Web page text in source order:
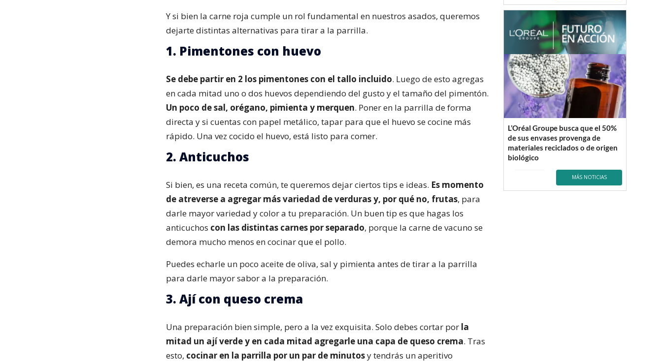
Y si bien la carne roja cumple un rol fundamental en nuestros asados, queremos
dejarte distintas alternativas para tirar a la parrilla.
1. Pimentones con huevo
Se debe partir en 2 los pimentones con el tallo incluido. Luego de esto agregas
en cada mitad uno o dos huevos dependiendo del gusto y el tamaño del pimentón.
Un poco de sal, orégano, pimienta y merquen. Poner en la parrilla de forma
directa y si cuentas con papel metálico, tapar para que el huevo se cocine más
rápido. Una vez cocido el huevo, está listo para comer.
2. Anticuchos
Si bien, es una receta común, te queremos dejar ciertos tips e ideas. Es momento
de atreverse a agregar más variedad de verduras y, por qué no, frutas, para
darle mayor variedad y color a tu preparación. Un buen tip es que hagas los
anticuchos con las distintas carnes por separado, porque la carne de vacuno se
demora mucho menos en cocinar que el pollo.
Puedes echarle un poco aceite de oliva, sal y pimienta antes de tirar a la parrilla
para darle mayor sabor a la preparación.
3. Ají con queso crema
Una preparación bien simple, pero a la vez exquisita. Solo debes cortar por la
mitad un ají verde y en cada mitad agregarle una capa de queso crema. Tras
esto, cocinar en la parrilla por un par de minutosy tendrás un aperitivo
L’Oréal Groupe busca que el 50%
de sus envases provenga de
materiales reciclados o de origen
biológico
MÁS NOTICIAS